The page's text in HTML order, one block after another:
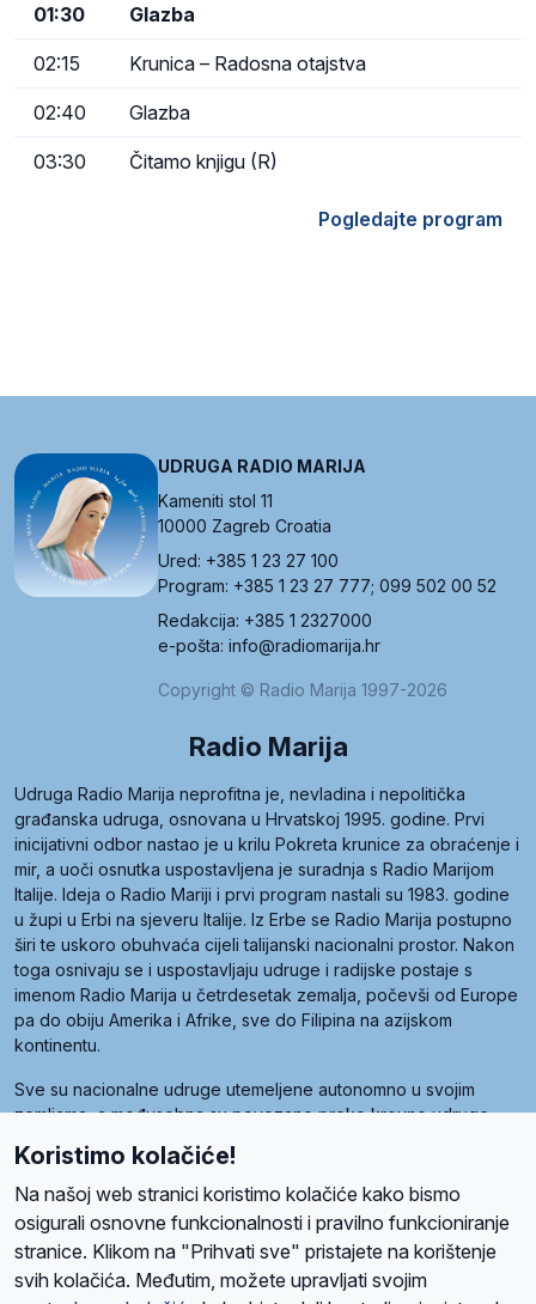
01:30 Glazba
02:15 Krunica – Radosna otajstva
02:40 Glazba
03:30 Čitamo knjigu (R)
Pogledajte program
UDRUGA RADIO MARIJA
Kameniti stol 11
10000 Zagreb Croatia
Ured: +385 1 23 27 100
Program: +385 1 23 27 777; 099 502 00 52
Redakcija: +385 1 2327000
e-pošta: info@radiomarija.hr
Copyright © Radio Marija 1997-2026
Radio Marija
Udruga Radio Marija neprofitna je, nevladina i nepolitička
građanska udruga, osnovana u Hrvatskoj 1995. godine. Prvi
inicijativni odbor nastao je u krilu Pokreta krunice za obraćenje i
mir, a uoči osnutka uspostavljena je suradnja s Radio Marijom
Italije. Ideja o Radio Mariji i prvi program nastali su 1983. godine
u župi u Erbi na sjeveru Italije. Iz Erbe se Radio Marija postupno
širi te uskoro obuhvaća cijeli talijanski nacionalni prostor. Nakon
toga osnivaju se i uspostavljaju udruge i radijske postaje s
imenom Radio Marija u četrdesetak zemalja, počevši od Europe
pa do obiju Amerika i Afrike, sve do Filipina na azijskom
kontinentu.
Sve su nacionalne udruge utemeljene autonomno u svojim
zemljama, a međusobna su povezane preko krovne udruge
pod nazivom Svjetska obitelj Radio Marije (World Family of
Radio Maria). Svjetsku obitelj utemeljilo je sedam članica, među
kojima je i hrvatska Udruga Radio Marija.
Koristimo kolačiće!
Na našoj web stranici koristimo kolačiće kako bismo
osigurali osnovne funkcionalnosti i pravilno funkcioniranje
stranice. Klikom na "Prihvati sve" pristajete na korištenje
svih kolačića. Međutim, možete upravljati svojim